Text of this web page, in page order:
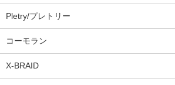
Pletry/プレトリー
コーモラン
X-BRAID